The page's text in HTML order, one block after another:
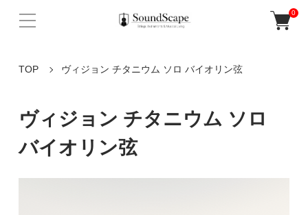
0
TOP ヴィジョン チタニウム ソロ バイオリン弦
ヴィジョン チタニウム ソロ
バイオリン弦